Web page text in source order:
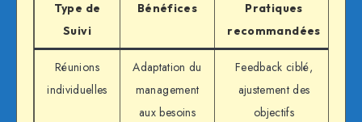
Type de
Suivi
Bénéfices
Pratiques
recommandées
Réunions
individuelles
Adaptation du
management
aux besoins
Feedback ciblé,
ajustement des
objectifs